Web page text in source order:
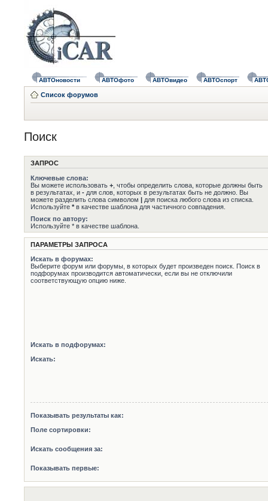
АВТОновости АВТОфото АВТОвидео АВТОспорт
Список форумов
Поиск
ЗАПРОС
Ключевые слова:
Вы можете использовать + , чтобы определить слова, которые должны быть
в результатах, и - для слов, которых в результатах быть не должно. Вы
можете разделить слова символом | для поиска любого слова из списка.
Используйте * в качестве шаблона для частичного совпадения.
Поиск по автору:
Используйте * в качестве шаблона.
ПАРАМЕТРЫ ЗАПРОСА
Искать в форумах:
Выберите форум или форумы, в которых будет произведен поиск. Поиск в
подфорумах производится автоматически, если вы не отключили
соответствующую опцию ниже.
Искать в подфорумах:
Искать:
Показывать результаты как:
Поле сортировки:
Искать сообщения за:
Показывать первые: